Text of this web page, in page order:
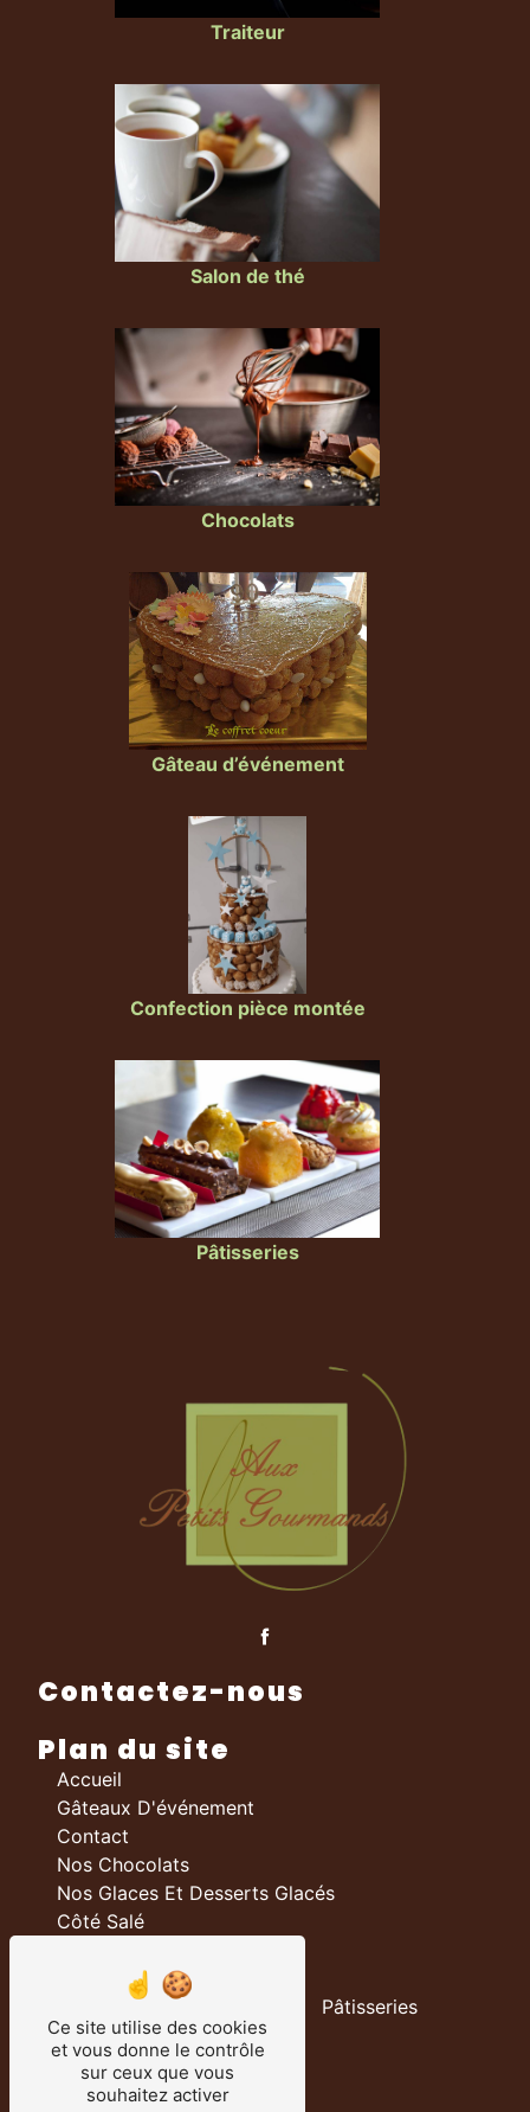
Traiteur
Salon de thé
Chocolats
Gâteau d’événement
Confection pièce montée
Pâtisseries
Contactez-nous
Plan du site
Accueil
Gâteaux D'événement
Contact
Nos Chocolats
Nos Glaces Et Desserts Glacés
Côté Salé
Nos prestations
Boulangerie
Chocolateries
Traiteur
Salon De Thé
Pâtisseries
Ce site utilise des cookies
et vous donne le contrôle
sur ceux que vous
souhaitez activer